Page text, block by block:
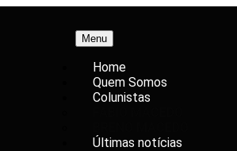
Menu
Home
Quem Somos
Colunistas
Últimas notícias